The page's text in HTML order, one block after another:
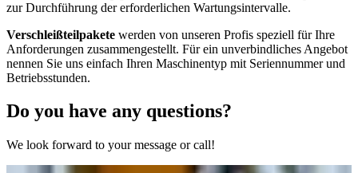
zur Durchführung der erforderlichen Wartungsintervalle.
Verschleißteilpakete werden von unseren Profis speziell für Ihre
Anforderungen zusammengestellt. Für ein unverbindliches Angebot
nennen Sie uns einfach Ihren Maschinentyp mit Seriennummer und
Betriebsstunden.
Do you have any questions?
We look forward to your message or call!